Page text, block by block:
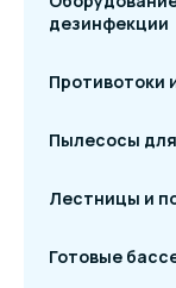
дезинфекции
Противотоки
Пылесосы
Лестницы и
Готовые